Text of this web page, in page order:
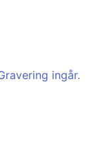
ingår.